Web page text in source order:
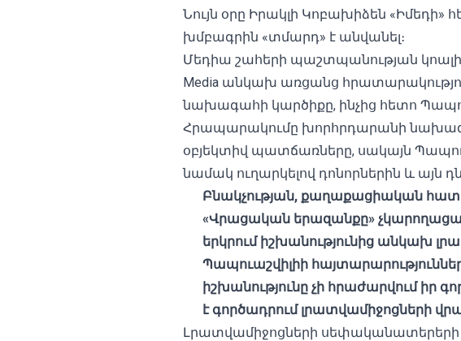
Նույն օրը Իրակլի Կոբախիձեն «Իմեդի»
խմբագրին «տմարդ» է անվանել։
Մեդիա շահերի պաշտպանության
Media անկախ առցանց
նախագահի կարծիքը, ինչից հետո
Հրապարակումը խորհրդարանի
օբյեկտիվ պատճառները, սակայն
նամակ ուղարկելով դոնորներին և այն
Բնակչության, քաղաքացիական
«Վրացական երազանքը»
երկրում իշխանությունից անկախ
Պապուաշվիլիի
իշխանությունը չի հրաժարվում իր
է գործադրում լրատվամիջոցների
Լրատվամիջոցների